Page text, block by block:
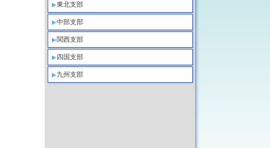
東北支部
中部支部
関西支部
四国支部
九州支部